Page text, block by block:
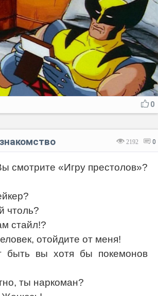
0
2192 0
смотрите «Игру престолов»?
чтоль?
стайл!?
отойдите от меня!
вы хотя бы покемонов
ты наркоман?